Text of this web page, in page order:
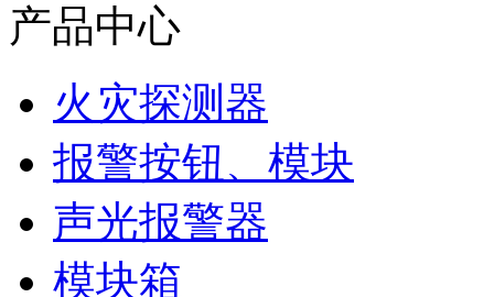
产品中心
火灾探测器
报警按钮、模块
声光报警器
模块箱